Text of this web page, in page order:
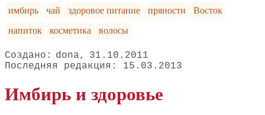
имбирь
чай здоровое питание пряности
Восток
напиток
косметика волосы
dona
31.10.2011
15.03.2013
Имбирь и здоровье